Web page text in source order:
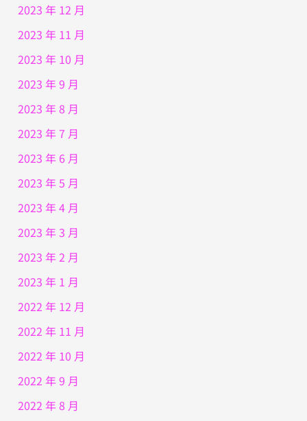
2023 年 12 月
2023 年 11 月
2023 年 10 月
2023 年 9 月
2023 年 8 月
2023 年 7 月
2023 年 6 月
2023 年 5 月
2023 年 4 月
2023 年 3 月
2023 年 2 月
2023 年 1 月
2022 年 12 月
2022 年 11 月
2022 年 10 月
2022 年 9 月
2022 年 8 月